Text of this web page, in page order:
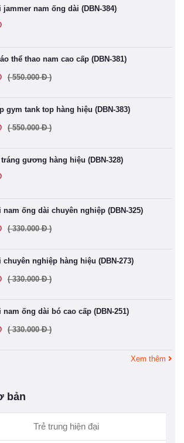
jammer nam ống dài (DBN-384)
thể thao nam cao cấp (DBN-381)
( 550.000 Đ )
gym tank top hàng hiệu (DBN-383)
( 550.000 Đ )
gương hàng hiệu (DBN-328)
nam ống dài chuyên nghiệp (DBN-325)
( 330.000 Đ )
chuyên nghiệp hàng hiệu (DBN-273)
( 330.000 Đ )
nam ống dài bó cao cấp (DBN-251)
( 330.000 Đ )
Xem thêm
bản
Trẻ trung hiện đại